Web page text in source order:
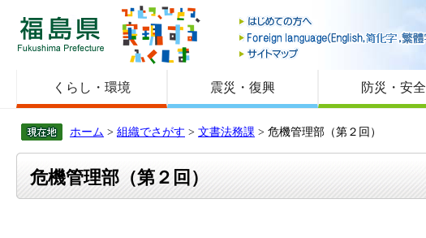
福島県
くらし・環境 震災・復興 防災・安全
ホーム > 組織でさがす > 文書法務課 > 危機管理部（第２回）
危機管理部（第２回）